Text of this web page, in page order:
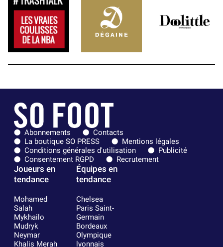
Abonnements
Contacts
La boutique SO PRESS
Mentions légales
Conditions générales d'utilisation
Publicité
Consentement RGPD
Recrutement
Joueurs en
tendance
Mohamed
Salah
Mykhailo
Mudryk
Neymar
Khalis Merah
Équipes en
tendance
Chelsea
Paris Saint-
Germain
Bordeaux
Olympique
lyonnais